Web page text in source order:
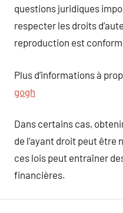
questions juridiques
respecter les droits
reproduction est
Plus d’informations à
gogh
Dans certains cas,
de l’ayant droit peut être
ces lois peut entraîner
financières.